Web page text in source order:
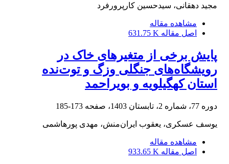
مجید دهقانی، سیدحسین کارپرورفرد
مشاهده مقاله
اصل مقاله 631.75 K
پایش برخی از متغیرهای خاک در
رویشگاه‌های جنگلی وزگ و توت‌نده
استان کهگیلویه و بویراحمد
دوره 77، شماره 2، تابستان 1403، صفحه 173-185
یوسف عسکری، یعقوب ایران‌منش، مهدی پورهاشمی
مشاهده مقاله
اصل مقاله 933.65 K